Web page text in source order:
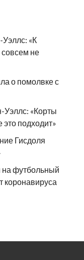
«К
не
о помолвке с
Уэллс: «Корты
подходит»
Гисдоля
на футбольный
коронавируса